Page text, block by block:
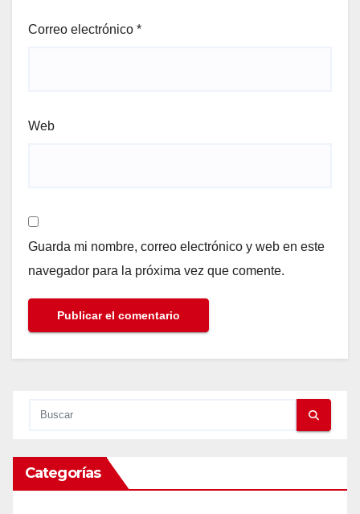
Correo electrónico *
Web
Guarda mi nombre, correo electrónico y web en este
navegador para la próxima vez que comente.
Categorías